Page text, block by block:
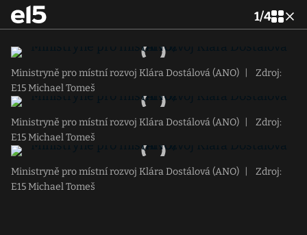
1/4
Ministryně pro místní rozvoj Klára Dostálová (ANO)
Zdroj:
E15 Michael Tomeš
Ministryně pro místní rozvoj Klára Dostálová (ANO)
Zdroj:
E15 Michael Tomeš
Ministryně pro místní rozvoj Klára Dostálová (ANO)
Zdroj:
E15 Michael Tomeš